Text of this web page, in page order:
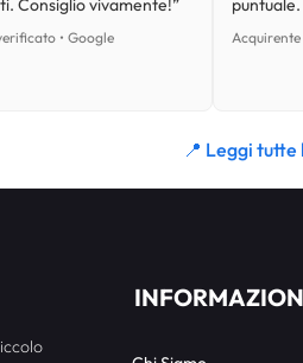
• Google
📍 Leggi tutte